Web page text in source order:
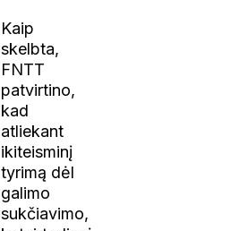
Kaip
skelbta,
FNTT
patvirtino,
kad
atliekant
ikiteisminį
tyrimą dėl
galimo
sukčiavimo,